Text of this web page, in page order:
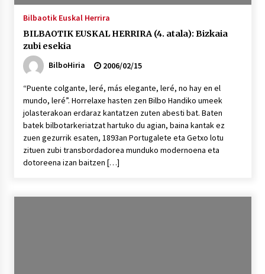
Bilbaotik Euskal Herrira
BILBAOTIK EUSKAL HERRIRA (4. atala): Bizkaia
zubi esekia
BilboHiria
2006/02/15
“Puente colgante, leré, más elegante, leré, no hay en el
mundo, leré”. Horrelaxe hasten zen Bilbo Handiko umeek
jolasterakoan erdaraz kantatzen zuten abesti bat. Baten
batek bilbotarkeriatzat hartuko du agian, baina kantak ez
zuen gezurrik esaten, 1893an Portugalete eta Getxo lotu
zituen zubi transbordadorea munduko modernoena eta
dotoreena izan baitzen […]